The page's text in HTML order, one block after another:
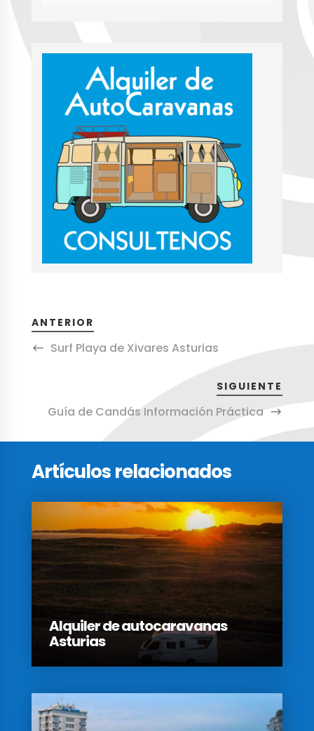
ANTERIOR
Surf Playa de Xivares Asturias
SIGUIENTE
Guía de Candás Información Práctica
Artículos relacionados
Alquiler de autocaravanas
Asturias